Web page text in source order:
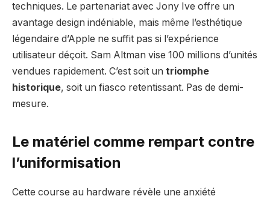
techniques. Le partenariat avec Jony Ive offre un
avantage design indéniable, mais même l’esthétique
légendaire d’Apple ne suffit pas si l’expérience
utilisateur déçoit. Sam Altman vise 100 millions d’unités
vendues rapidement. C’est soit un triomphe
historique, soit un fiasco retentissant. Pas de demi-
mesure.
Le matériel comme rempart contre
l’uniformisation
Cette course au hardware révèle une anxiété